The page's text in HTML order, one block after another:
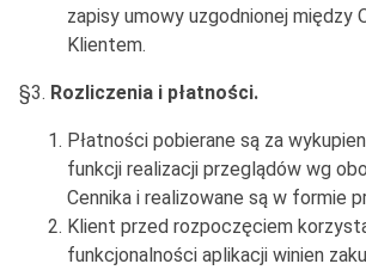
zapisy umowy uzgodnionej między
Klientem.
§3. Rozliczenia i płatności.
Płatności pobierane są za
funkcji realizacji przeglądów wg
Cennika i realizowane są w formie
Klient przed rozpoczęciem
funkcjonalności aplikacji winien